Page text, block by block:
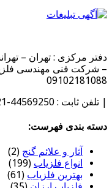
دفتر مرکزی : تهران –
– شرکت فنی مهندسی
09102181088
| تلفن ثابت : 44569250-021 | ساعات تماس همه روزه 9 الی 17
دسته بندی فهرست:
آثار و علائم گنج (2)
انواع فلزیاب (199)
بهترین فلزیاب (61)